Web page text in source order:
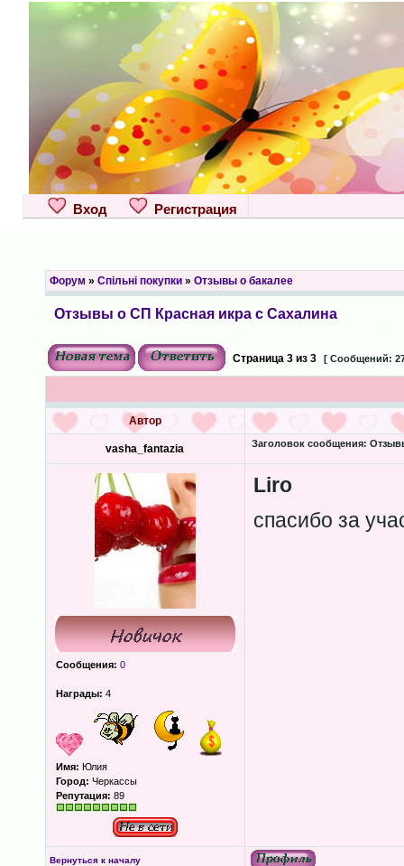
Вход Регистрация
Форум » Спільні покупки» Отзывы о бакалее
Отзывы о СП Красная икра с Сахалина
Страница 3из 3 [ Сообщений:
Автор
vasha_fantazia Заголовок сообщения:
Сообщения: 0
Награды: 4
Имя: Юлия
Город: Черкассы
Репутация: 89
Liro
спасибо за
Вернуться к началу